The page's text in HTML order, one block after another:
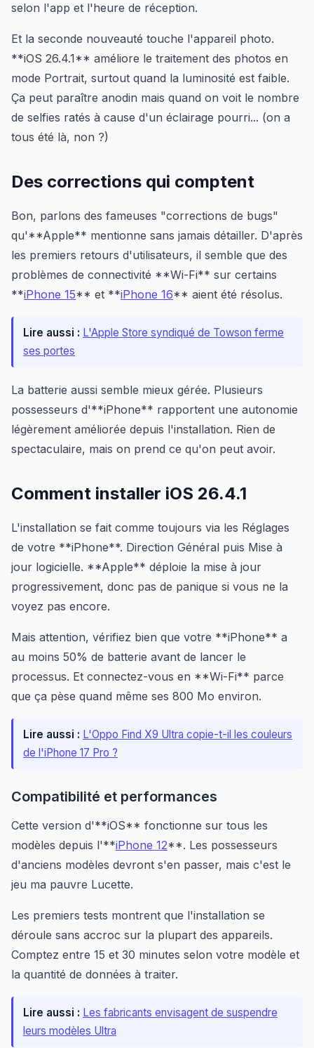
selon l'app et l'heure de réception.
Et la seconde nouveauté touche l'appareil photo.
**iOS 26.4.1** améliore le traitement des photos en
mode Portrait, surtout quand la luminosité est faible.
Ça peut paraître anodin mais quand on voit le nombre
de selfies ratés à cause d'un éclairage pourri... (on a
tous été là, non ?)
Des corrections qui comptent
Bon, parlons des fameuses "corrections de bugs"
qu'**Apple** mentionne sans jamais détailler. D'après
les premiers retours d'utilisateurs, il semble que des
problèmes de connectivité **Wi-Fi** sur certains
**iPhone 15** et **iPhone 16** aient été résolus.
Lire aussi : L'Apple Store syndiqué de Towson ferme
ses portes
La batterie aussi semble mieux gérée. Plusieurs
possesseurs d'**iPhone** rapportent une autonomie
légèrement améliorée depuis l'installation. Rien de
spectaculaire, mais on prend ce qu'on peut avoir.
Comment installer iOS 26.4.1
L'installation se fait comme toujours via les Réglages
de votre **iPhone**. Direction Général puis Mise à
jour logicielle. **Apple** déploie la mise à jour
progressivement, donc pas de panique si vous ne la
voyez pas encore.
Mais attention, vérifiez bien que votre **iPhone** a
au moins 50% de batterie avant de lancer le
processus. Et connectez-vous en **Wi-Fi** parce
que ça pèse quand même ses 800 Mo environ.
Lire aussi : L'Oppo Find X9 Ultra copie-t-il les couleurs
de l'iPhone 17 Pro ?
Compatibilité et performances
Cette version d'**iOS** fonctionne sur tous les
modèles depuis l'**iPhone 12**. Les possesseurs
d'anciens modèles devront s'en passer, mais c'est le
jeu ma pauvre Lucette.
Les premiers tests montrent que l'installation se
déroule sans accroc sur la plupart des appareils.
Comptez entre 15 et 30 minutes selon votre modèle et
la quantité de données à traiter.
Lire aussi : Les fabricants envisagent de suspendre
leurs modèles Ultra